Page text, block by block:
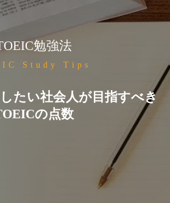
勉強法
Study Tips
たい社会人が目指すべき
の点数